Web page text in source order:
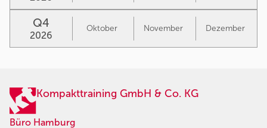
Q4
2026
Oktober November Dezember
Kompakttraining GmbH & Co. KG
Büro Hamburg